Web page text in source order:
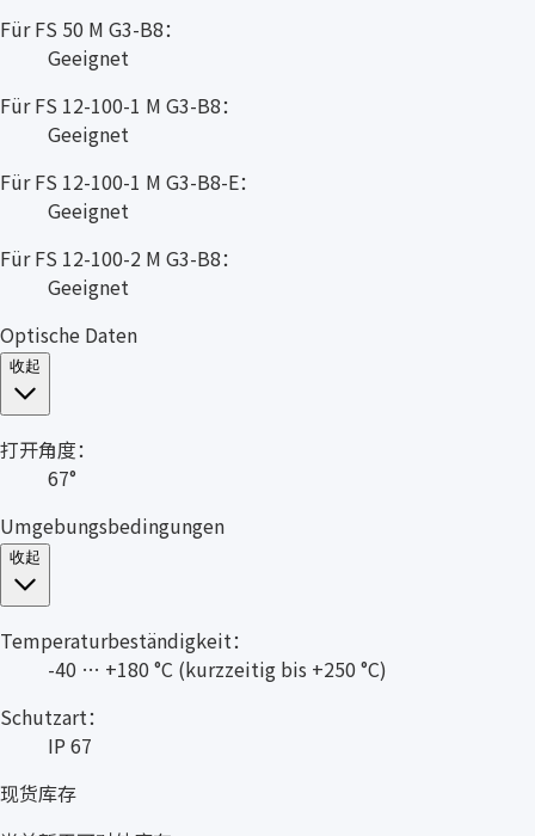
Für FS 50 M G3-B8：
Geeignet
Für FS 12-100-1 M G3-B8：
Geeignet
Für FS 12-100-1 M G3-B8-E：
Geeignet
Für FS 12-100-2 M G3-B8：
Geeignet
Optische Daten
收起
打开角度：
67°
Umgebungsbedingungen
收起
Temperaturbeständigkeit：
-40 … +180 °C (kurzzeitig bis +250 °C)
Schutzart：
IP 67
现货库存